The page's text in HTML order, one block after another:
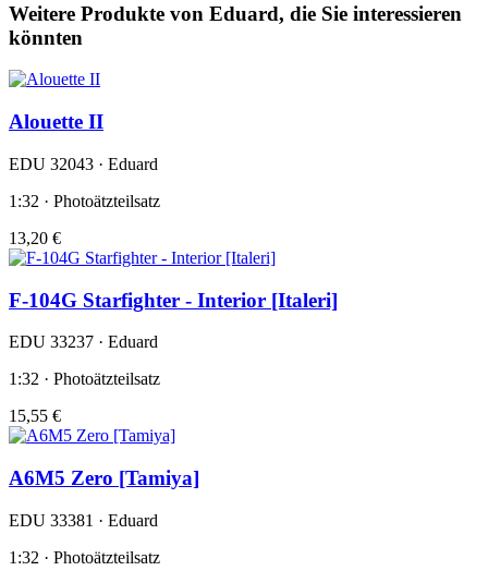
Weitere Produkte von Eduard, die Sie interessieren
könnten
Alouette II
EDU 32043 · Eduard
1:32 · Photoätzteilsatz
13,20 €
F-104G Starfighter - Interior [Italeri]
EDU 33237 · Eduard
1:32 · Photoätzteilsatz
15,55 €
A6M5 Zero [Tamiya]
EDU 33381 · Eduard
1:32 · Photoätzteilsatz